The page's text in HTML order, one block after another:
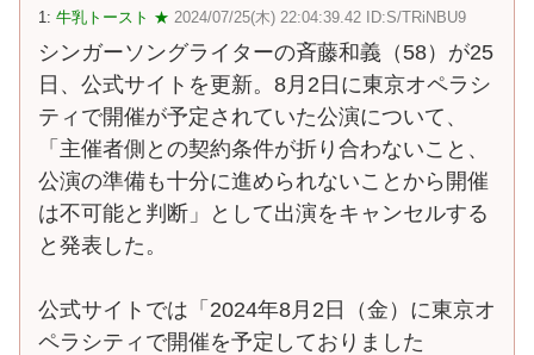
1: 牛乳トースト ★ 2024/07/25(木) 22:04:39.42 ID:S/TRiNBU9
シンガーソングライターの斉藤和義（58）が25
日、公式サイトを更新。8月2日に東京オペラシ
ティで開催が予定されていた公演について、
「主催者側との契約条件が折り合わないこと、
公演の準備も十分に進められないことから開催
は不可能と判断」として出演をキャンセルする
と発表した。
公式サイトでは「2024年8月2日（金）に東京オ
ペラシティで開催を予定しておりました